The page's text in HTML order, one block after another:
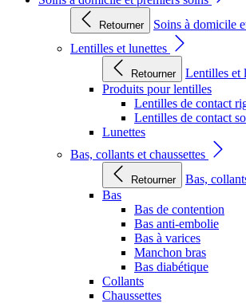
Retourner
Soins à domicile
Lentilles et lunettes
Retourner
Lentilles et
Produits pour lentilles
Lentilles de contact
Lentilles de contact
Lunettes
Bas, collants et chaussettes
Retourner
Bas,
Bas
Bas de contention
Bas anti-embolie
Bas à varices
Manchon bras
Bas diabétique
Collants
Chaussettes